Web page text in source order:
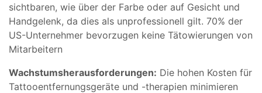
sichtbaren, wie über der Farbe oder auf Gesicht und
Handgelenk, da dies als unprofessionell gilt. 70% der
US-Unternehmer bevorzugen keine Tätowierungen von
Mitarbeitern
Wachstumsherausforderungen: Die hohen Kosten für
Tattooentfernungsgeräte und -therapien minimieren